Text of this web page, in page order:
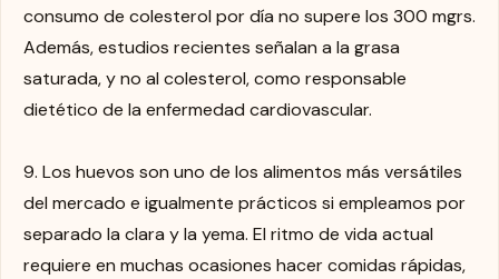
consumo de colesterol por día no supere los 300 mgrs.
Además, estudios recientes señalan a la grasa
saturada, y no al colesterol, como responsable
dietético de la enfermedad cardiovascular.
9. Los huevos son uno de los alimentos más versátiles
del mercado e igualmente prácticos si empleamos por
separado la clara y la yema. El ritmo de vida actual
requiere en muchas ocasiones hacer comidas rápidas,